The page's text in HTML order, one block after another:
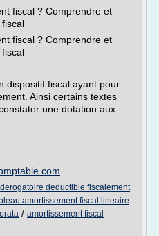
fiscal ? Comprendre et
fiscal ? Comprendre et
dispositif fiscal ayant pour
Ainsi certains textes
une dotation aux
deductible fiscalement
amortissement fiscal lineaire
/ amortissement fiscal